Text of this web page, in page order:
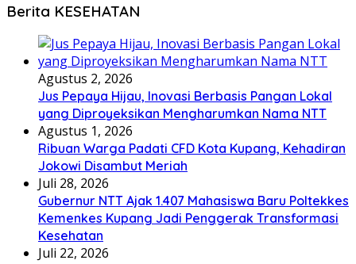
Berita KESEHATAN
Agustus 2, 2026
Jus Pepaya Hijau, Inovasi Berbasis Pangan Lokal
yang Diproyeksikan Mengharumkan Nama NTT
Agustus 1, 2026
Ribuan Warga Padati CFD Kota Kupang, Kehadiran
Jokowi Disambut Meriah
Juli 28, 2026
Gubernur NTT Ajak 1.407 Mahasiswa Baru Poltekkes
Kemenkes Kupang Jadi Penggerak Transformasi
Kesehatan
Juli 22, 2026